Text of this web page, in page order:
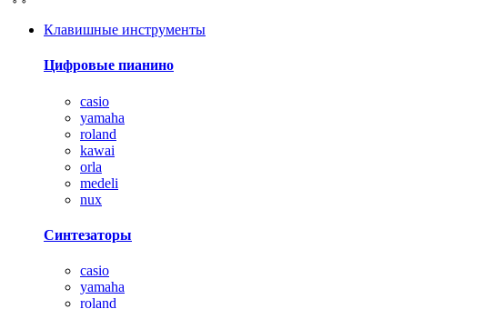
Клавишные инструменты
Цифровые пианино
casio
yamaha
roland
kawai
orla
medeli
nux
Синтезаторы
casio
yamaha
roland